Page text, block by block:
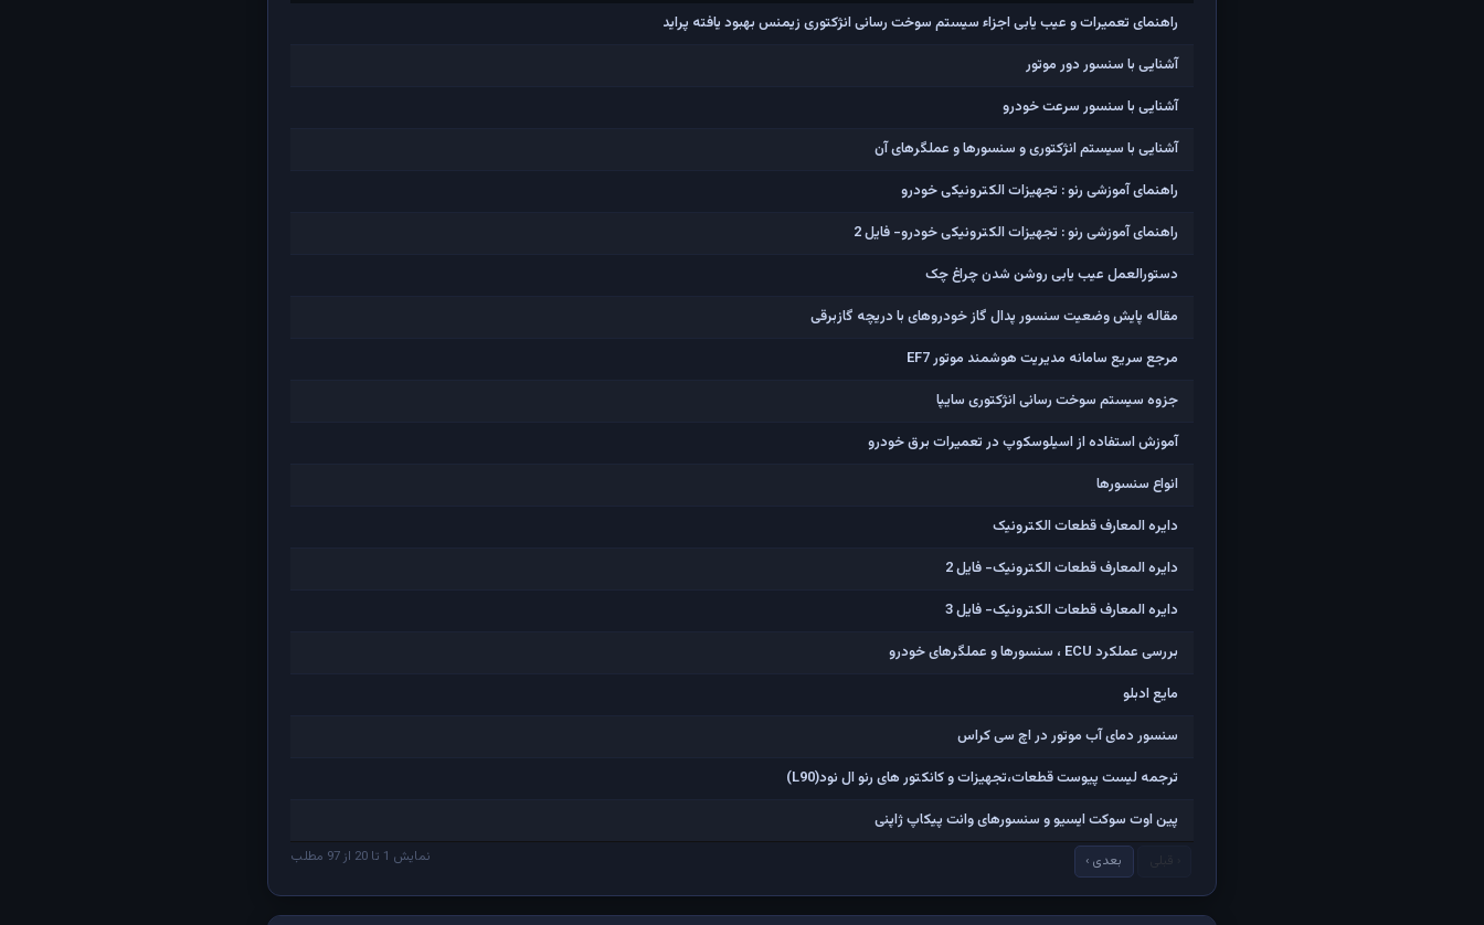
عنوان مطلب
راهنمای تعمیرات و عیب یابی اجزاء سیستم سوخت رسانی انژکتوری زیمنس بهبود یافته پراید
آشنایی با سنسور دور موتور
آشنایی با سنسور سرعت خودرو
آشنایی با سیستم انژکتوری و سنسورها و عملگرهای آن
راهنمای آموزشی رنو : تجهیزات الکترونیکی خودرو
راهنمای آموزشی رنو : تجهیزات الکترونیکی خودرو- فایل 2
دستورالعمل عیب یابی روشن شدن چراغ چک
مقاله پایش وضعیت سنسور پدال گاز خودروهای با دریچه گازبرقی
مرجع سریع سامانه مدیریت هوشمند موتور EF7
جزوه سیستم سوخت رسانی انژکتوری سایپا
آموزش استفاده از اسیلوسکوپ در تعمیرات برق خودرو
انواع سنسورها
دایره المعارف قطعات الکترونیک
دایره المعارف قطعات الکترونیک- فایل 2
دایره المعارف قطعات الکترونیک- فایل 3
بررسی عملکرد ECU ، سنسورها و عملگرهای خودرو
مایع ادبلو
سنسور دمای آب موتور در اچ سی کراس
ترجمه لیست پیوست قطعات،تجهیزات و کانکتور های رنو ال نود(L90)
پین اوت سوکت ایسیو و سنسورهای وانت پیکاپ ژاپنی
نمایش 1 تا 20 از 97 مطلب بعدی ›